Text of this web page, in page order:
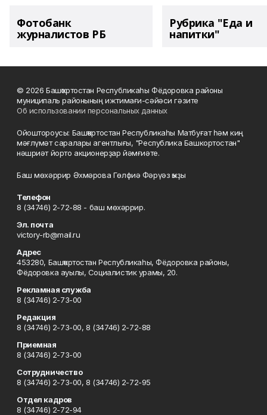
Фотобанк
журналистов РБ
Рубрика "Еда и
напитки"
© 2026 Башҡортостан Республикаһы Фёдоровка районы
муниципаль районының ижтимағи-сәйәси гәзите
Об использовании персональных данных
Ойоштороусы: Башҡортостан Республикаһы Матбуғат һәм киң
мәғлүмәт саралары агентлығы, "Республика Башкортостан"
нәшриәт йорто акционерҙар йәмғиәте.
Баш мөхәррир Әхмәрова Гөлфиә Фәрүәз ҡыҙы
Телефон
8 (34746) 2-72-88 - баш мөхәррир.
Эл. почта
victory-rb@mail.ru
Адрес
453280, Башҡортостан Республикаһы, Фёдоровка районы,
Фёдоровка ауылы, Социалистик урамы, 20.
Рекламная служба
8 (34746) 2-73-00
Редакция
8 (34746) 2-73-00, 8 (34746) 2-72-88
Приемная
8 (34746) 2-73-00
Сотрудничество
8 (34746) 2-73-00, 8 (34746) 2-72-95
Отдел кадров
8 (34746) 2-72-94